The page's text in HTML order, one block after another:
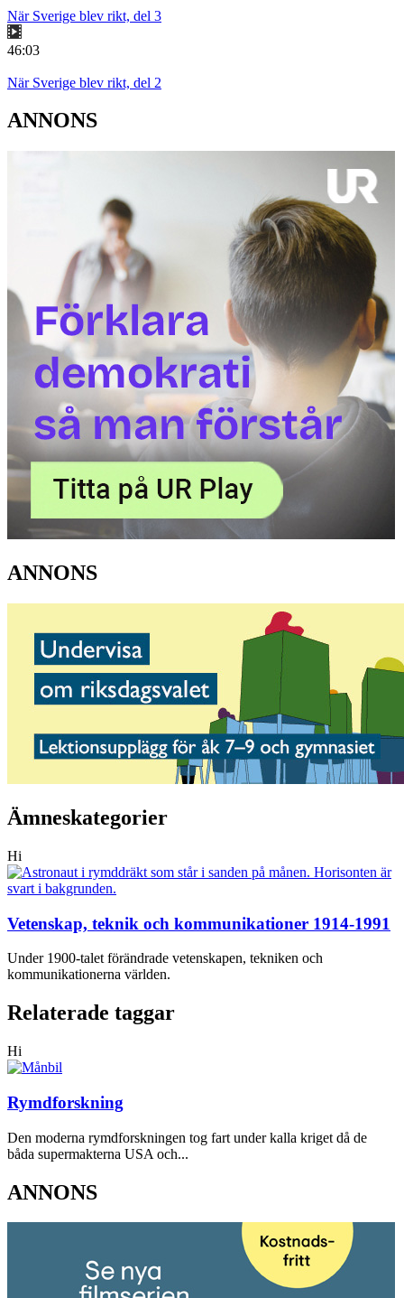
När Sverige blev rikt, del 3
46:03
När Sverige blev rikt, del 2
ANNONS
ANNONS
Ämneskategorier
Hi
Vetenskap, teknik och kommunikationer 1914-1991
Under 1900-talet förändrade vetenskapen, tekniken och
kommunikationerna världen.
Relaterade taggar
Hi
Rymdforskning
Den moderna rymdforskningen tog fart under kalla kriget då de
båda supermakterna USA och...
ANNONS